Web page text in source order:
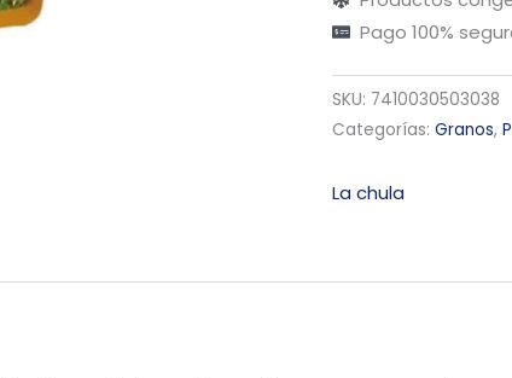
Pago 100%
SKU: 7410030503038
Categorías:Granos,
La chula